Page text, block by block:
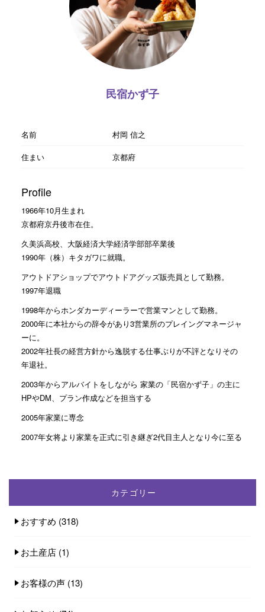
民宿かず子
名前
村岡 信之
住まい
京都府
Profile
1966年10月生まれ
京都府京丹後市在住。
久美浜高校、大阪経済大学経済学部部卒業後
1990年（株）キタガワに就職。
アウトドアショップでアウトドアグッズ販売員として勤務。
1997年退職
1998年からホンダカーディーラーで営業マンとして勤務。
2000年に本社からの辞令があり3営業所のプレイングマネージャ
ーに。
2002年社長の経営方針から逸脱する仕事ぶりが不評となりその
年退社。
2003年からアルバイトをしながら 家業の「民宿かず子」の主に
HPやDM、プラン作成などを担当する
2005年家業に専念
2007年女将より家業を正式に引き継ぎ2代目主人となり今に至る
カテゴリー
おすすめ (318)
お土産店 (1)
お客様の声 (13)